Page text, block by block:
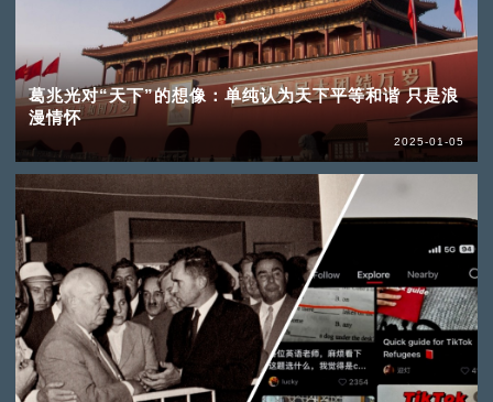
葛兆光对“天下”的想像：单纯认为天下平等和谐 只是浪
漫情怀
2025-01-05